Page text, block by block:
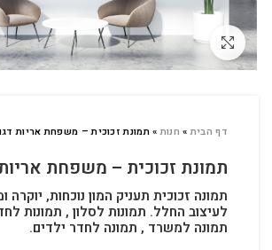
לחץ להגדלה
דף הבית» חנות»תמונת זכוכית – משפחת אריות
תמונת זכוכית – משפחת אריות
תמונה זכוכית תעניק המון נוכחות, יוקרה
לעיצוב החלל. תמונות לסלון , תמונות
תמונה למשרד , תמונה לחדר ילדים.